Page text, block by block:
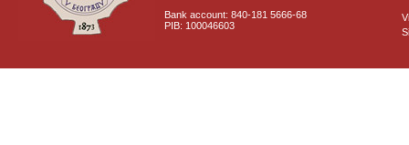
Bank account: 840-181 5666-68
PIB: 100046603